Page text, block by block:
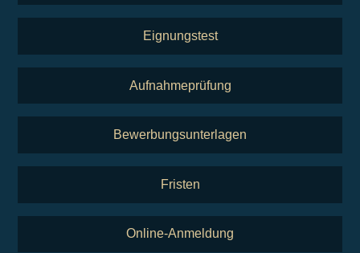
Eignungstest
Aufnahmeprüfung
Bewerbungsunterlagen
Fristen
Online-Anmeldung